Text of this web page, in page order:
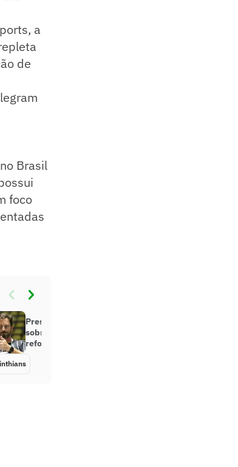
a
de
Brasil
foco
Presidente do Corinthians fala
sobre Jô, Taunsa, Luan e esfria
reforços